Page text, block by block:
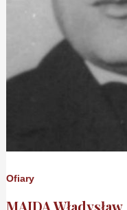
Ofiary
MAJDA Władysław